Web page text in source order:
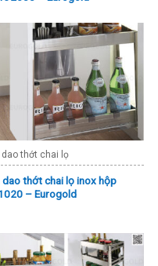
dao thớt chai lọ
dao thớt chai lọ inox hộp
– Eurogold